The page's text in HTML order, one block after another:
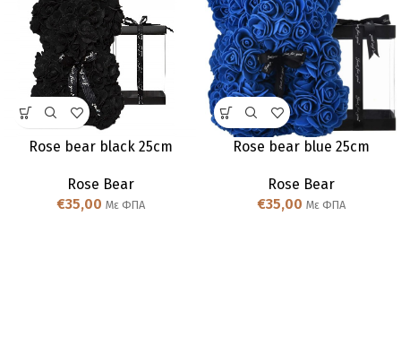
Rose bear black 25cm
Rose Bear
€35,00 Με ΦΠΑ
Rose bear blue 25cm
Rose Bear
€35,00 Με ΦΠΑ